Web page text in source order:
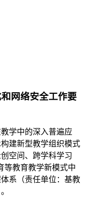
网络安全工作要
学中的深入普遍应
建新型教学组织模式
空间、跨学科学习
等教育教学新模式中
系（责任单位：基教